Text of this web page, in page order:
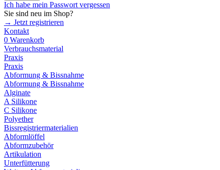
Ich habe mein Passwort vergessen
Sie sind neu im Shop?
→ Jetzt registrieren
Kontakt
0 Warenkorb
Verbrauchsmaterial
Praxis
Praxis
Abformung & Bissnahme
Abformung & Bissnahme
Alginate
A Silikone
C Silikone
Polyether
Bissregistriermaterialien
Abformlöffel
Abformzubehör
Artikulation
Unterfütterung